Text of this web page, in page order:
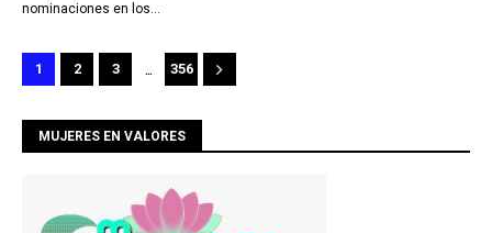
nominaciones en los…
1 2 3 ... 356
MUJERES EN VALORES